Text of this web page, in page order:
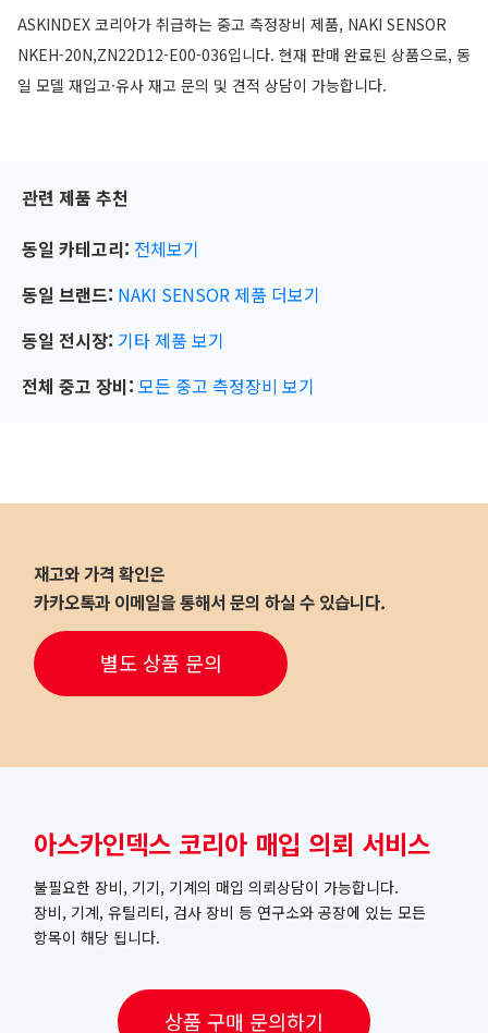
ASKINDEX 코리아가 취급하는 중고 측정장비 제품, NAKI SENSOR
NKEH-20N,ZN22D12-E00-036입니다. 현재 판매 완료된 상품으로, 동
일 모델 재입고·유사 재고 문의 및 견적 상담이 가능합니다.
관련 제품 추천
동일 카테고리: 전체보기
동일 브랜드: NAKI SENSOR제품 더보기
동일 전시장: 기타제품 보기
전체 중고 장비: 모든 중고 측정장비 보기
재고와 가격 확인은
카카오톡과 이메일을 통해서 문의 하실 수 있습니다.
별도 상품 문의
아스카인덱스 코리아 매입 의뢰 서비스
불필요한 장비, 기기, 기계의 매입 의뢰상담이 가능합니다.
장비, 기계, 유틸리티, 검사 장비 등 연구소와 공장에 있는 모든
항목이 해당 됩니다.
상품 구매 문의하기